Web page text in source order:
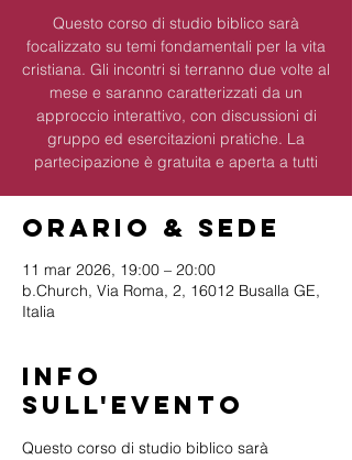
Questo corso di studio biblico sarà
focalizzato su temi fondamentali per la vita
cristiana. Gli incontri si terranno due volte al
mese e saranno caratterizzati da un
approccio interattivo, con discussioni di
gruppo ed esercitazioni pratiche. La
partecipazione è gratuita e aperta a tutti
Orario & Sede
11 mar 2026, 19:00 – 20:00
b.Church, Via Roma, 2, 16012 Busalla GE,
Italia
Info
sull'evento
Questo corso di studio biblico sarà